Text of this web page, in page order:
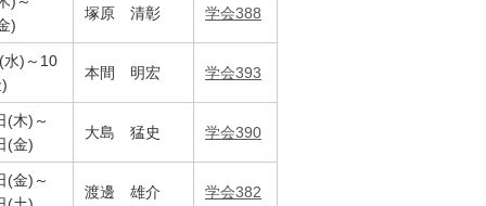
)
塚原 清彰 学会388
水)～10
本間 明宏 学会393
(木)～
(金)
大島 猛史 学会390
(金)～
渡邊 雄介 学会382